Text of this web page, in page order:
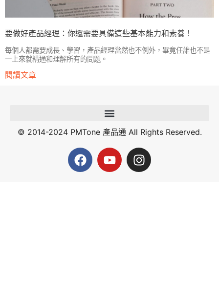
要做好產品經理：你還需要具備這些基本能力和素養！
每個人都需要成長、學習，產品經理當然也不例外，畢竟任誰也不是
一上來就精通和理解所有的問題。
閱讀文章
© 2014-2024 PMTone 產品通 All Rights Reserved.